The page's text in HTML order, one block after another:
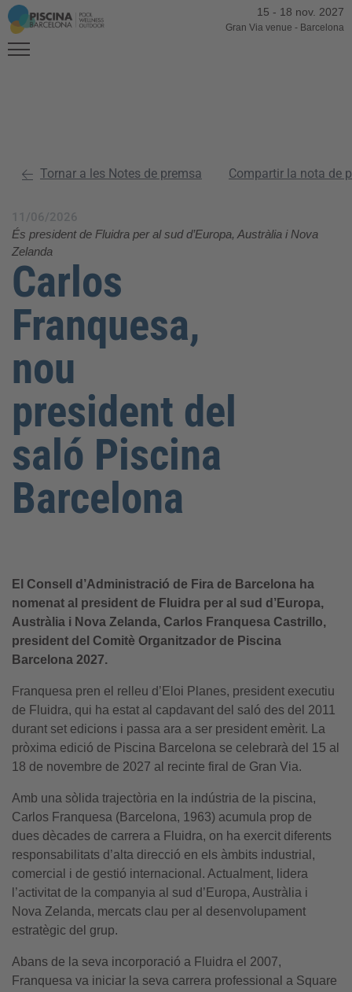
15 - 18 nov. 2027
Gran Via venue - Barcelona
Tornar a les Notes de premsa Compartir la nota de
11/06/2026
És president de Fluidra per al sud d’Europa, Austràlia i Nova
Zelanda
Carlos
Franquesa,
nou
president del
saló Piscina
Barcelona
El Consell d’Administració de Fira de Barcelona ha
nomenat al president de Fluidra per al sud d’Europa,
Austràlia i Nova Zelanda, Carlos Franquesa Castrillo,
president del Comitè Organitzador de Piscina
Barcelona 2027.
Franquesa pren el relleu d’Eloi Planes, president executiu
de Fluidra, qui ha estat al capdavant del saló des del 2011
durant set edicions i passa ara a ser president emèrit. La
pròxima edició de Piscina Barcelona se celebrarà del 15 al
18 de novembre de 2027 al recinte firal de Gran Via.
Amb una sòlida trajectòria en la indústria de la piscina,
Carlos Franquesa (Barcelona, 1963) acumula prop de
dues dècades de carrera a Fluidra, on ha exercit diferents
responsabilitats d’alta direcció en els àmbits industrial,
comercial i de gestió internacional. Actualment, lidera
l’activitat de la companyia al sud d’Europa, Austràlia i
Nova Zelanda, mercats clau per al desenvolupament
estratègic del grup.
Abans de la seva incorporació a Fluidra el 2007,
Franquesa va iniciar la seva carrera professional a Square